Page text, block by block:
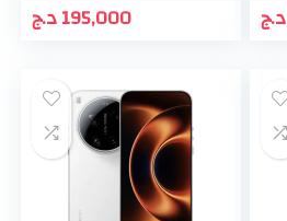
195,000د.ج د.ج